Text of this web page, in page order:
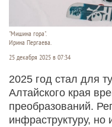
"Мишина гора".
Ирина Пергаева.
25 декабря 2025 в 07:34
2025 год стал для
Алтайского края
преобразований.
инфраструктуру,